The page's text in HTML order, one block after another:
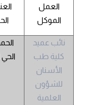
العمل
الموكل
نائب عميد
كلية طب
الأسنان
للشؤون
العلمية
الحي